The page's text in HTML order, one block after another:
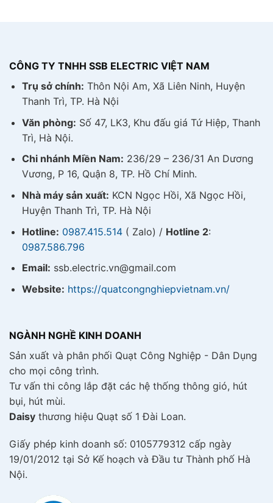
CÔNG TY TNHH SSB ELECTRIC VIỆT NAM
Trụ sở chính: Thôn Nội Am, Xã Liên Ninh, Huyện
Thanh Trì, TP. Hà Nội
Văn phòng: Số 47, LK3, Khu đấu giá Tứ Hiệp, Thanh
Trì, Hà Nội.
Chi nhánh Miền Nam: 236/29 – 236/31 An Dương
Vương, P 16, Quận 8, TP. Hồ Chí Minh.
Nhà máy sản xuất: KCN Ngọc Hồi, Xã Ngọc Hồi,
Huyện Thanh Trì, TP. Hà Nội
Hotline: 0987.415.514( Zalo) / Hotline 2:
0987.586.796
Email: ssb.electric.vn@gmail.com
Website: https://quatcongnghiepvietnam.vn/
NGÀNH NGHỀ KINH DOANH
Sản xuất và phân phối Quạt Công Nghiệp - Dân Dụng
cho mọi công trình.
Tư vấn thi công lắp đặt các hệ thống thông gió, hút
bụi, hút mùi.
Daisy thương hiệu Quạt số 1 Đài Loan.
Giấy phép kinh doanh số: 0105779312 cấp ngày
19/01/2012 tại Sở Kế hoạch và Đầu tư Thành phố Hà
Nội.